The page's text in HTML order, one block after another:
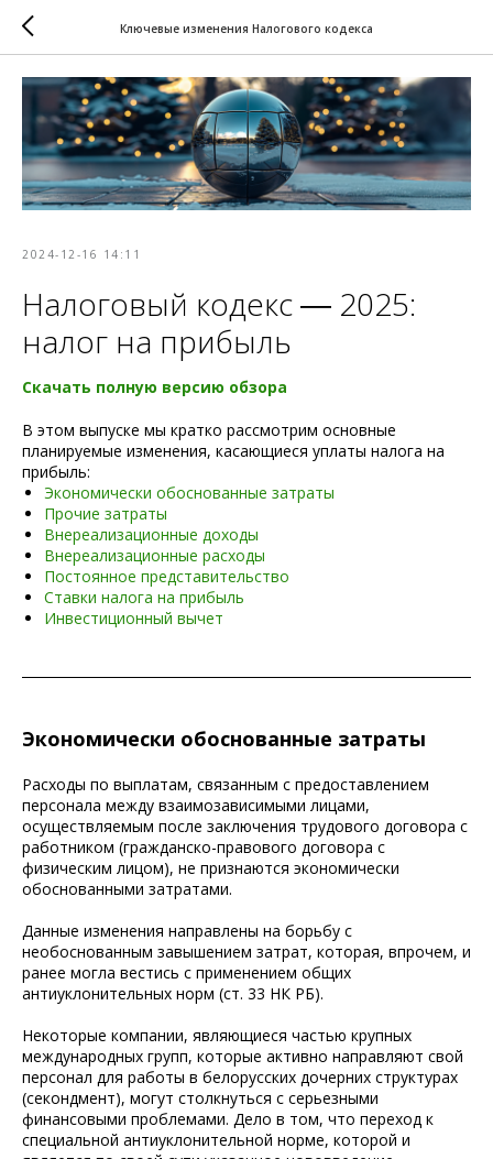
Ключевые изменения Налогового кодекса
2024-12-16 14:11
Налоговый кодекс ― 2025:
налог на прибыль
Скачать полную версию обзора
В этом выпуске мы кратко рассмотрим основные
планируемые изменения, касающиеся уплаты налога на
прибыль:
Экономически обоснованные затраты
Прочие затраты
Внереализационные доходы
Внереализационные расходы
Постоянное представительство
Ставки налога на прибыль
Инвестиционный вычет
Экономически обоснованные затраты
Расходы по выплатам, связанным с предоставлением
персонала между взаимозависимыми лицами,
осуществляемым после заключения трудового договора с
работником (гражданско-правового договора с
физическим лицом), не признаются экономически
обоснованными затратами.
Данные изменения направлены на борьбу с
необоснованным завышением затрат, которая, впрочем, и
ранее могла вестись с применением общих
антиуклонительных норм (ст. 33 НК РБ).
Некоторые компании, являющиеся частью крупных
международных групп, которые активно направляют свой
персонал для работы в белорусских дочерних структурах
(секондмент), могут столкнуться с серьезными
финансовыми проблемами. Дело в том, что переход к
специальной антиуклонительной норме, которой и